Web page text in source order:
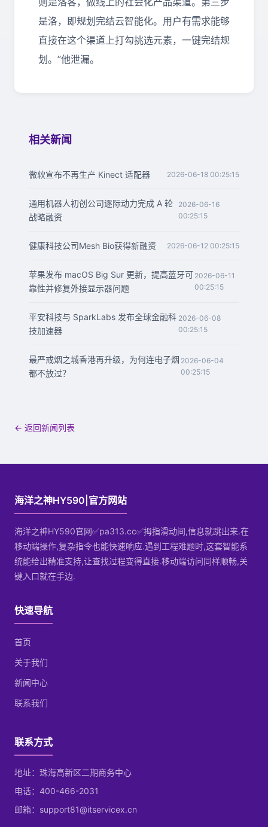
是洛，即规划完结云智能化。用户有需求能够
直接在这个渠道上打勾挑选元素，一键完结规
划。”他泄漏。
相关新闻
微软宣布不再生产 Kinect 适配器 2026-06-18 00:25:15
通用机器人初创公司逐际动力完成 A 轮
战略融资
2026-06-16
00:25:15
健康科技公司Mesh Bio获得新融资 2026-06-12 00:25:15
苹果发布 macOS Big Sur 更新，提高蓝牙可
靠性并修复外接显示器问题
2026-06-11
00:25:15
平安科技与 SparkLabs 发布全球金融科
技加速器
2026-06-08
00:25:15
最严戒烟之城香港再升级，为何连电子烟
都不放过？
2026-06-04
00:25:15
← 返回新闻列表
海洋之神HY590|官方网站
海洋之神HY590官网✅pa313.cc✅拇指滑动间,信息就跳出来.在
移动端操作,复杂指令也能快速响应.遇到工程难题时,这套智能系
统能给出精准支持,让查找过程变得直接.移动端访问同样顺畅,关
键入口就在手边.
快速导航
首页
关于我们
新闻中心
联系我们
联系方式
地址：珠海高新区二期商务中心
电话：400-466-2031
邮箱：support81@itservicex.cn